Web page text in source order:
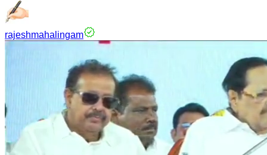
rajeshmahalingam